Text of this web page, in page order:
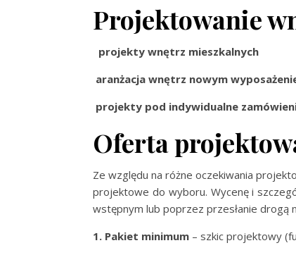
Projektowanie
projekty wnętrz mieszkalnych
aranżacja wnętrz nowym
projekty pod indywidualne
Oferta
Ze względu na różne oczekiwania
projektowe do wyboru. Wycenę i
wstępnym lub poprzez przesłanie drogą
1. Pakiet minimum – szkic projektowy